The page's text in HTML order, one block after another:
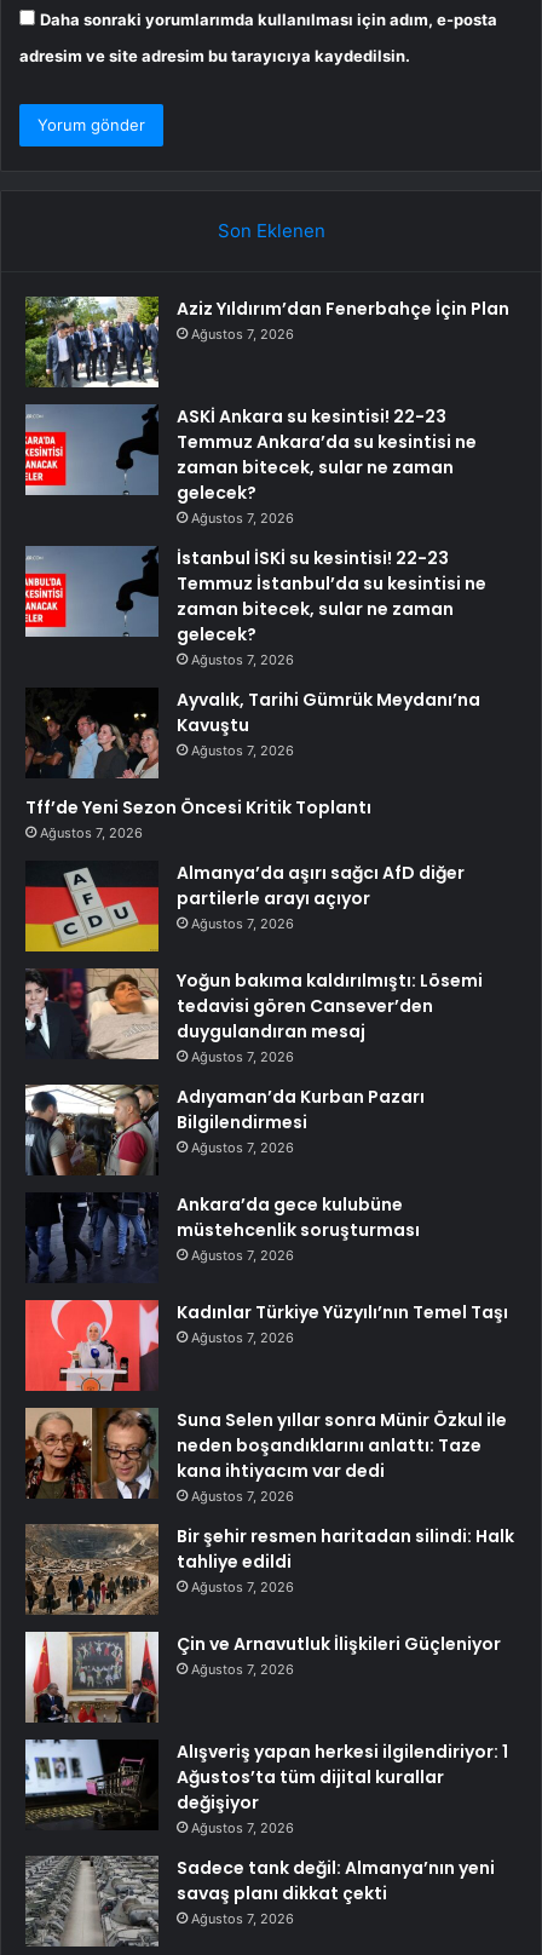
Daha sonraki yorumlarımda kullanılması için adım, e-posta
adresim ve site adresim bu tarayıcıya kaydedilsin.
Son Eklenen
Aziz Yıldırım’dan Fenerbahçe İçin Plan
Ağustos 7, 2026
ASKİ Ankara su kesintisi! 22-23
Temmuz Ankara’da su kesintisi ne
zaman bitecek, sular ne zaman
gelecek?
Ağustos 7, 2026
İstanbul İSKİ su kesintisi! 22-23
Temmuz İstanbul’da su kesintisi ne
zaman bitecek, sular ne zaman
gelecek?
Ağustos 7, 2026
Ayvalık, Tarihi Gümrük Meydanı’na
Kavuştu
Ağustos 7, 2026
Tff’de Yeni Sezon Öncesi Kritik Toplantı
Ağustos 7, 2026
Almanya’da aşırı sağcı AfD diğer
partilerle arayı açıyor
Ağustos 7, 2026
Yoğun bakıma kaldırılmıştı: Lösemi
tedavisi gören Cansever’den
duygulandıran mesaj
Ağustos 7, 2026
Adıyaman’da Kurban Pazarı
Bilgilendirmesi
Ağustos 7, 2026
Ankara’da gece kulubüne
müstehcenlik soruşturması
Ağustos 7, 2026
Kadınlar Türkiye Yüzyılı’nın Temel Taşı
Ağustos 7, 2026
Suna Selen yıllar sonra Münir Özkul ile
neden boşandıklarını anlattı: Taze
kana ihtiyacım var dedi
Ağustos 7, 2026
Bir şehir resmen haritadan silindi: Halk
tahliye edildi
Ağustos 7, 2026
Çin ve Arnavutluk İlişkileri Güçleniyor
Ağustos 7, 2026
Alışveriş yapan herkesi ilgilendiriyor: 1
Ağustos’ta tüm dijital kurallar
değişiyor
Ağustos 7, 2026
Sadece tank değil: Almanya’nın yeni
savaş planı dikkat çekti
Ağustos 7, 2026